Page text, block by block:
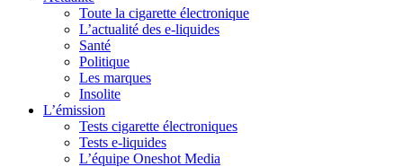
Toute la cigarette électronique
L’actualité des e-liquides
Santé
Politique
Les marques
Insolite
L’émission
Tests cigarette électroniques
Tests e-liquides
L’équipe Oneshot Media